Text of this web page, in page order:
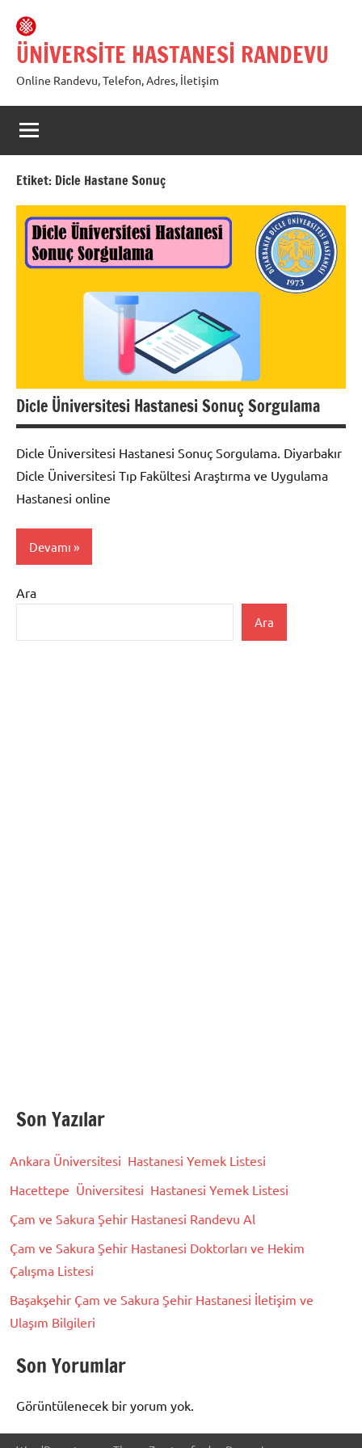
geç
ÜNİVERSİTE HASTANESİ RANDEVU
Online Randevu, Telefon, Adres, İletişim
Etiket: Dicle Hastane Sonuç
Dicle Üniversitesi Hastanesi Sonuç Sorgulama
Dicle Üniversitesi Hastanesi Sonuç Sorgulama. Diyarbakır
Dicle Üniversitesi Tıp Fakültesi Araştırma ve Uygulama
Hastanesi online
Devamı
Uncategorized
Ara
Ara
Son Yazılar
Ankara Üniversitesi Hastanesi Yemek Listesi
Hacettepe Üniversitesi Hastanesi Yemek Listesi
Çam ve Sakura Şehir Hastanesi Randevu Al
Çam ve Sakura Şehir Hastanesi Doktorları ve Hekim
Çalışma Listesi
Başakşehir Çam ve Sakura Şehir Hastanesi İletişim ve
Ulaşım Bilgileri
Son Yorumlar
Görüntülenecek bir yorum yok.